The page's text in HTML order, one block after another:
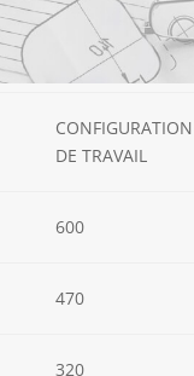
CONFIGURATION
DE TRAVAIL
600
470
320